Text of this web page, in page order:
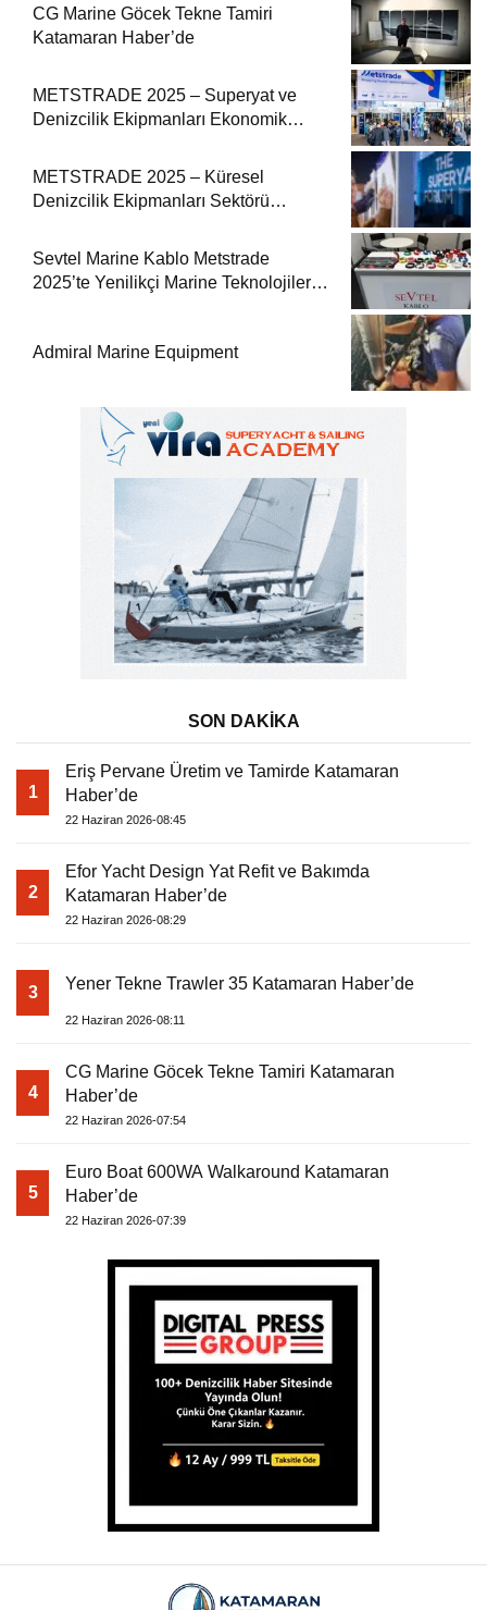
CG Marine Göcek Tekne Tamiri
Katamaran Haber’de
METSTRADE 2025 – Superyat ve
Denizcilik Ekipmanları Ekonomik
METSTRADE 2025 – Küresel
Denizcilik Ekipmanları Sektörü
Sevtel Marine Kablo Metstrade
2025’te Yenilikçi Marine Teknolojilerini
Admiral Marine Equipment
SON DAKİKA
1
Eriş Pervane Üretim ve Tamirde Katamaran
Haber’de
22 Haziran 2026-08:45
2
Efor Yacht Design Yat Refit ve Bakımda
Katamaran Haber’de
22 Haziran 2026-08:29
3 Yener Tekne Trawler 35 Katamaran Haber’de
22 Haziran 2026-08:11
4
CG Marine Göcek Tekne Tamiri Katamaran
Haber’de
22 Haziran 2026-07:54
5
Euro Boat 600WA Walkaround Katamaran
Haber’de
22 Haziran 2026-07:39